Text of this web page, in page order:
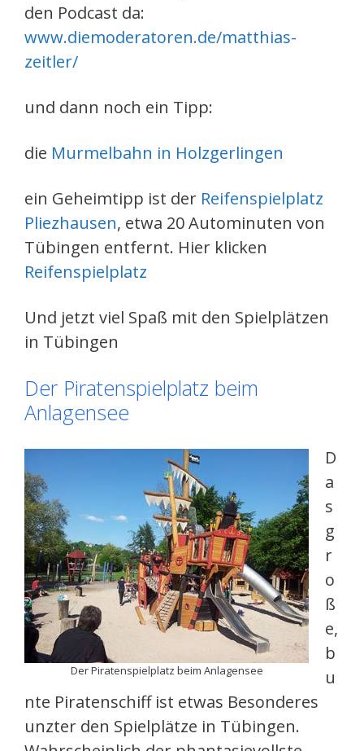
den Podcast da:
www.diemoderatoren.de/matthias-
zeitler/
und dann noch ein Tipp:
die Murmelbahn in Holzgerlingen
ein Geheimtipp ist der Reifenspielplatz
Pliezhausen, etwa 20 Autominuten von
Tübingen entfernt. Hier klicken
Reifenspielplatz
Und jetzt viel Spaß mit den Spielplätzen
in Tübingen
Der Piratenspielplatz beim
Anlagensee
Der Piratenspielplatz beim Anlagensee
D
a
s
g
r
o
ß
e,
b
u
nte Piratenschiff ist etwas Besonderes
unzter den Spielplätze in Tübingen.